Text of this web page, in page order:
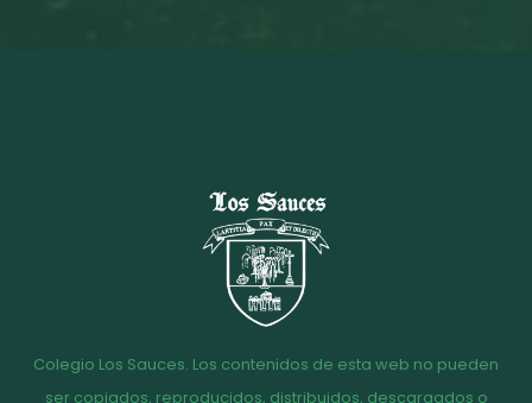
Colegio Los Sauces. Los contenidos de esta web no pueden
ser copiados, reproducidos, distribuidos, descargados o